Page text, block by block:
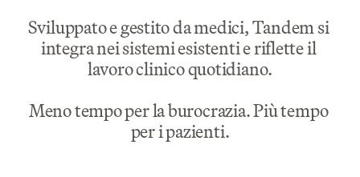
Sviluppato e gestito da medici, Tandem si
integra nei sistemi esistenti e riflette il
lavoro clinico quotidiano.
Meno tempo per la burocrazia. Più tempo
per i pazienti.